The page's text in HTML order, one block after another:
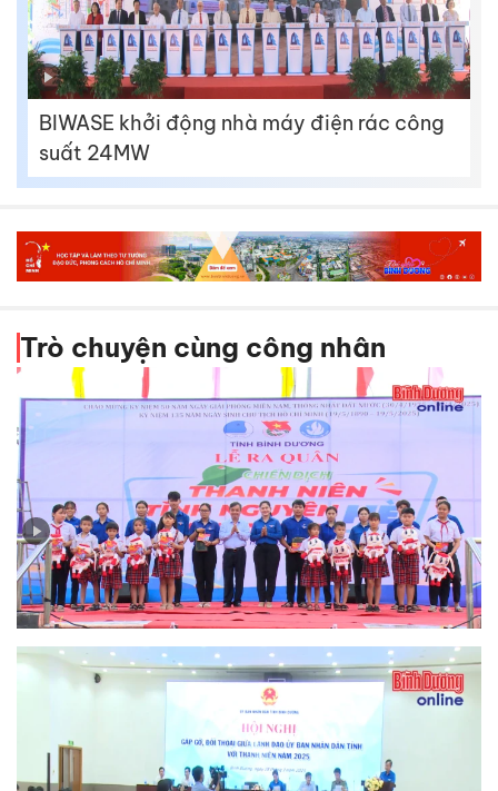
BIWASE khởi động nhà máy điện rác công
suất 24MW
Trò chuyện cùng công nhân
Ra quân Chiến dịch Thanh niên tình nguyện hè năm
2025